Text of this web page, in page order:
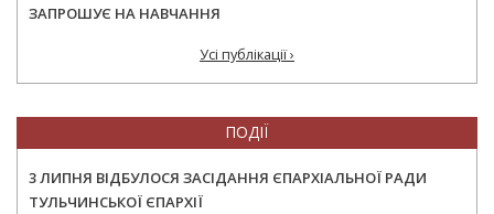
ЗАПРОШУЄ НА НАВЧАННЯ
Усі публікації ›
ПОДІЇ
3 ЛИПНЯ ВІДБУЛОСЯ ЗАСІДАННЯ ЄПАРХІАЛЬНОЇ РАДИ
ТУЛЬЧИНСЬКОЇ ЄПАРХІЇ